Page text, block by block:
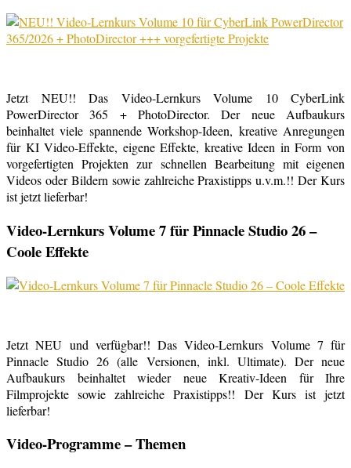
Jetzt NEU!! Das Video-Lernkurs Volume 10 CyberLink
PowerDirector 365 + PhotoDirector. Der neue Aufbaukurs
beinhaltet viele spannende Workshop-Ideen, kreative Anregungen
für KI Video-Effekte, eigene Effekte, kreative Ideen in Form von
vorgefertigten Projekten zur schnellen Bearbeitung mit eigenen
Videos oder Bildern sowie zahlreiche Praxistipps u.v.m.!! Der Kurs
ist jetzt lieferbar!
Video-Lernkurs Volume 7 für Pinnacle Studio 26 –
Coole Effekte
Jetzt NEU und verfügbar!! Das Video-Lernkurs Volume 7 für
Pinnacle Studio 26 (alle Versionen, inkl. Ultimate). Der neue
Aufbaukurs beinhaltet wieder neue Kreativ-Ideen für Ihre
Filmprojekte sowie zahlreiche Praxistipps!! Der Kurs ist jetzt
lieferbar!
Video-Programme – Themen